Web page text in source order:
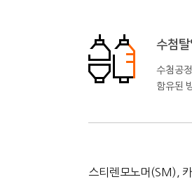
수첨
수첨공
함유된
스티렌모노머(SM),